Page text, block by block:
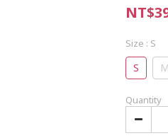
Size : S
S M
Quantity